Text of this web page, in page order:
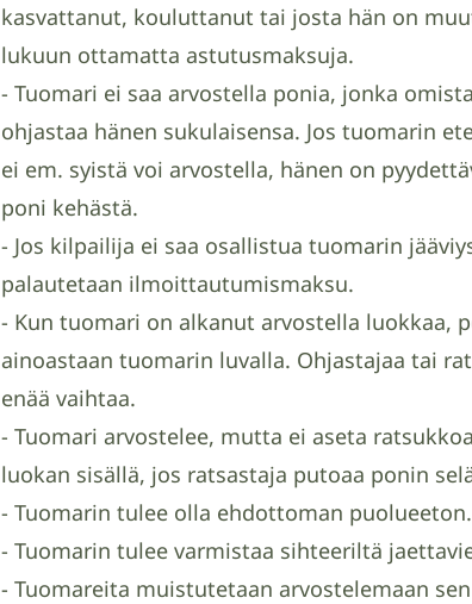
kasvattanut, kouluttanut tai josta hän on
lukuun ottamatta astutusmaksuja.
- Tuomari ei saa arvostella ponia, jonka
ohjastaa hänen sukulaisensa. Jos tuomarin
ei em. syistä voi arvostella, hänen on
poni kehästä.
- Jos kilpailija ei saa osallistua tuomarin
palautetaan ilmoittautumismaksu.
- Kun tuomari on alkanut arvostella luokkaa,
ainoastaan tuomarin luvalla. Ohjastajaa tai
enää vaihtaa.
- Tuomari arvostelee, mutta ei aseta
luokan sisällä, jos ratsastaja putoaa ponin
- Tuomarin tulee olla ehdottoman puolueeton.
- Tuomarin tulee varmistaa sihteeriltä
- Tuomareita muistutetaan arvostelemaan